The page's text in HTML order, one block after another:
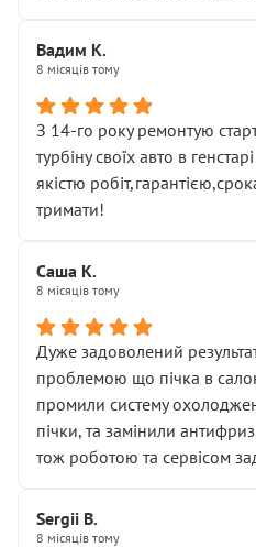
Вадим К.
8 місяців тому
З 14-го року ремонтую
турбіну своїх авто в
якістю
тримати!
Саша К.
8 місяців тому
Дуже задоволений
проблемою що пічка в
промили систему
пічки, та замінили
тож роботою та сервісом
Sergii B.
8 місяців тому